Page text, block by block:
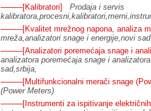
────[Kalibratori]
Prodaja i servis
────[Kvalitet mrežnog napona, analiza
mreža,analizatori snage i energije,novi
────[Analizatori poremećaja snage i
analizatora poremećaja snage i
sad,srbija,
────[Multifunkcionalni merači snage
(Power Meters)
────[Instrumenti za ispitivanje